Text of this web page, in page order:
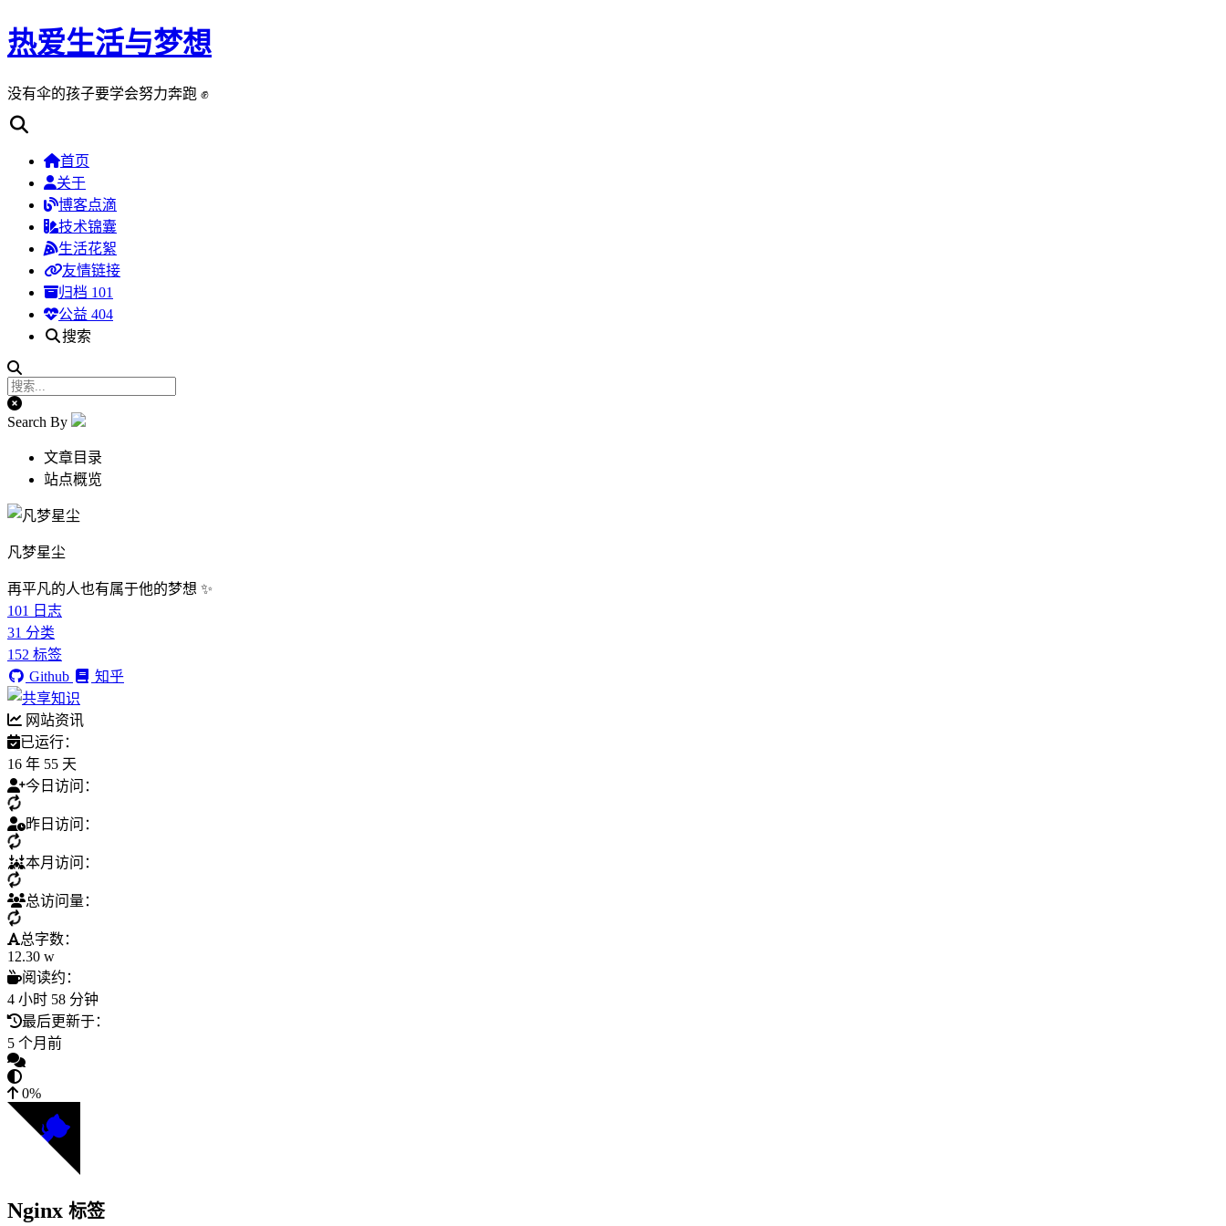
热爱生活与梦想
没有伞的孩子要学会努力奔跑 ✊
首页
关于
博客点滴
技术锦囊
生活花絮
友情链接
归档 101
公益 404
搜索
Search By
文章目录
站点概览
凡梦星尘
再平凡的人也有属于他的梦想 ✨
101
日志
31 分类
152 标签
Github
知乎
网站资讯
已运行：
16 年 55 天
今日访问：
昨日访问：
本月访问：
总访问量：
总字数：
12.30 w
阅读约：
4 小时 58 分钟
最后更新于：
5 个月前
0%
Nginx 标签